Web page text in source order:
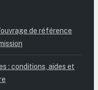
de référence
: conditions, aides et